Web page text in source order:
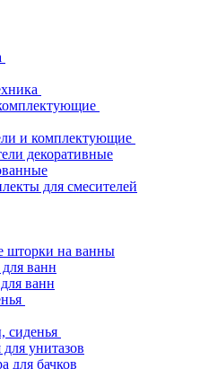
и комплектующие
декоративные
для смесителей
шторки на ванны
ванн
ванн
сиденья
унитазов
для бачков